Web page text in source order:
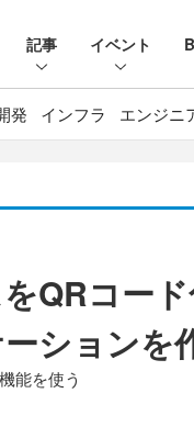
記事 イベント
発 インフラ エンジニ
QRコー
ションを
能を使う